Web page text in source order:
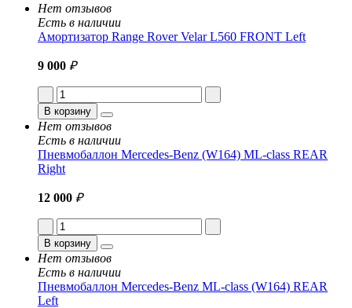
Нет отзывов
Есть в наличии
Амортизатор Range Rover Velar L560 FRONT Left
9 000 ₽
В корзину
Нет отзывов
Есть в наличии
Пневмобаллон Mercedes-Benz (W164) ML-class REAR
Right
12 000 ₽
В корзину
Нет отзывов
Есть в наличии
Пневмобаллон Mercedes-Benz ML-class (W164) REAR
Left